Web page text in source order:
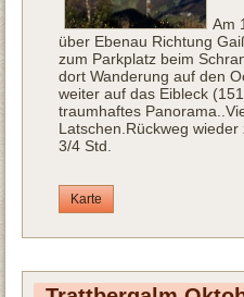
Am
über Ebenau Richtung
zum Parkplatz beim
dort Wanderung auf den
weiter auf das Eibleck
traumhaftes
Latschen.Rückweg
3/4 Std.
Karte